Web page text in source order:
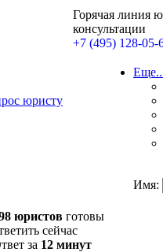
Горячая линия
консультации
+7 (495) 128-05-
юристу
юристов готовы
сейчас
за 12 минут
Имя: